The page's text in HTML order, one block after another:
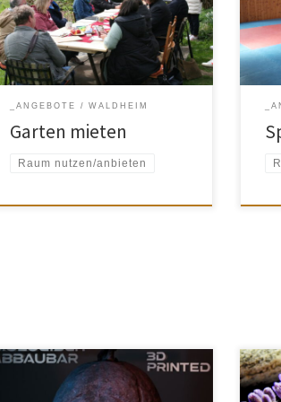
info@refugium-ehrenberg.de,
www.refugium-ehrenberg.de für
Seminare, Veranstaltungen,
Teamtage Preis nach Vereinbarung
_ANGEBOTE WALDHEIM
Garten mieten
Raum nutzen/anbieten
3D-Druck anschauen, erklären lassen
und selbst probieren Gerne erstelle
Ich
in